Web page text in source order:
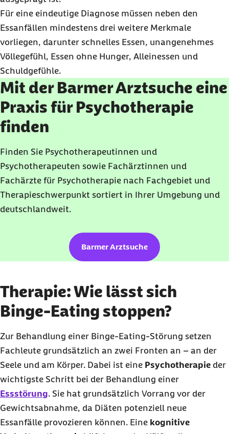
Für eine eindeutige Diagnose müssen neben den
Essanfällen mindestens drei weitere Merkmale
vorliegen, darunter schnelles Essen, unangenehmes
Völlegefühl, Essen ohne Hunger, Alleinessen und
Schuldgefühle.
Mit der Barmer Arztsuche eine
Praxis für Psychotherapie
finden
Finden Sie Psychotherapeutinnen und
Psychotherapeuten sowie Fachärztinnen und
Fachärzte für Psychotherapie nach Fachgebiet und
Therapieschwerpunkt sortiert in Ihrer Umgebung und
deutschlandweit.
Barmer Arztsuche
Therapie: Wie lässt sich
Binge-Eating stoppen?
Zur Behandlung einer Binge-Eating-Störung setzen
Fachleute grundsätzlich an zwei Fronten an – an der
Seele und am Körper. Dabei ist eine Psychotherapie der
wichtigste Schritt bei der Behandlung einer
Essstörung. Sie hat grundsätzlich Vorrang vor der
Gewichtsabnahme, da Diäten potenziell neue
Essanfälle provozieren können. Eine kognitive